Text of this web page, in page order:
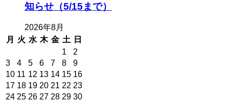
知らせ（5/15まで）
2026年8月
月
火 水 木 金 土
日
1
2
3
4 5 6 7 8
9
10 11 12 13 14 15 16
17 18 19 20 21 22 23
24 25 26 27 28 29 30